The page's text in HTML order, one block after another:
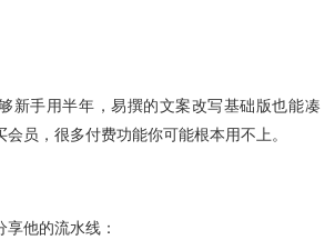
新手用半年，易撰的文案改写基础版也能凑
员，很多付费功能你可能根本用不上。
他的流水线：